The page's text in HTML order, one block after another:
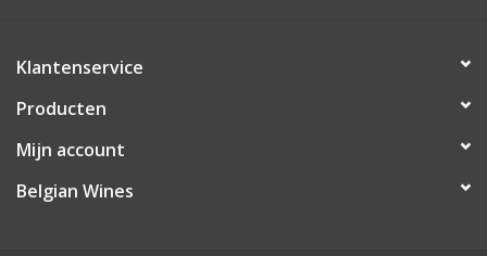
Klantenservice
Producten
Mijn account
Belgian Wines